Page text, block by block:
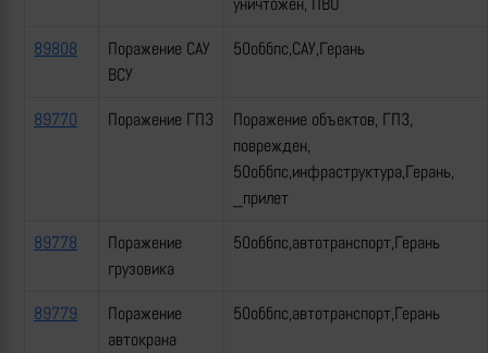
89808
Поражение САУ
ВСУ
50оббпс,САУ,Герань
89770 Поражение ГПЗ
Поражение объектов, ГПЗ,
поврежден,
50оббпс,инфраструктура,Герань,
_прилет
89778
Поражение
грузовика
50оббпс,автотранспорт,Герань
89779
Поражение
автокрана
50оббпс,автотранспорт,Герань